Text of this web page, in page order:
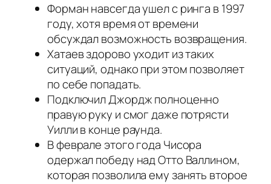
Форман навсегда ушел с ринга в 1997
году, хотя время от времени
обсуждал возможность возвращения.
Хатаев здорово уходит из таких
ситуаций, однако при этом позволяет
по себе попадать.
Подключил Джордж полноценно
правую руку и смог даже потрясти
Уилли в конце раунда.
В феврале этого года Чисора
одержал победу над Отто Валлином,
которая позволила ему занять второе